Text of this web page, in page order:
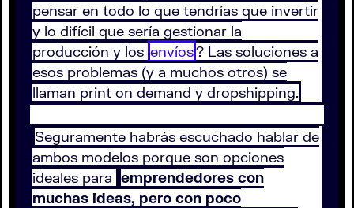
pensar en todo lo que tendrías que invertir
y lo difícil que sería gestionar la
producción y los envíos? Las soluciones a
esos problemas (y a muchos otros) se
llaman print on demand y dropshipping.
Seguramente habrás escuchado hablar de
ambos modelos porque son opciones
ideales para emprendedores con
muchas ideas, pero con poco